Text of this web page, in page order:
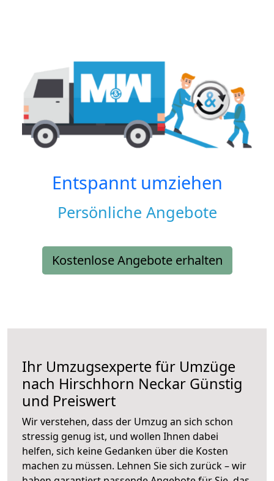
Entspannt umziehen
Persönliche Angebote
Kostenlose Angebote erhalten
Ihr Umzugsexperte für Umzüge
nach Hirschhorn Neckar Günstig
und Preiswert
Wir verstehen, dass der Umzug an sich schon
stressig genug ist, und wollen Ihnen dabei
helfen, sich keine Gedanken über die Kosten
machen zu müssen. Lehnen Sie sich zurück – wir